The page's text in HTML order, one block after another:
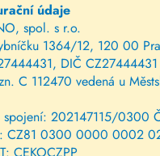
údaje
spol. s r.o.
1364/12, 120 00
DIČ CZ27444431
C 112470 vedená u
spojení: 202147115/0300
CZ81 0300 0000 0002